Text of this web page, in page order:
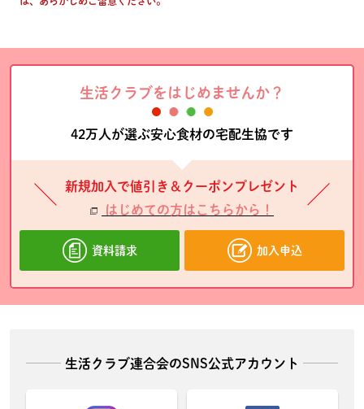
生活クラブをはじめませんか？
42万人が選ぶ安心食材の宅配生協です
新規加入で値引き＆クーポンプレゼント
はじめての方はこちらから！
資料請求 加入申込
生活クラブ連合会のSNS公式アカウント